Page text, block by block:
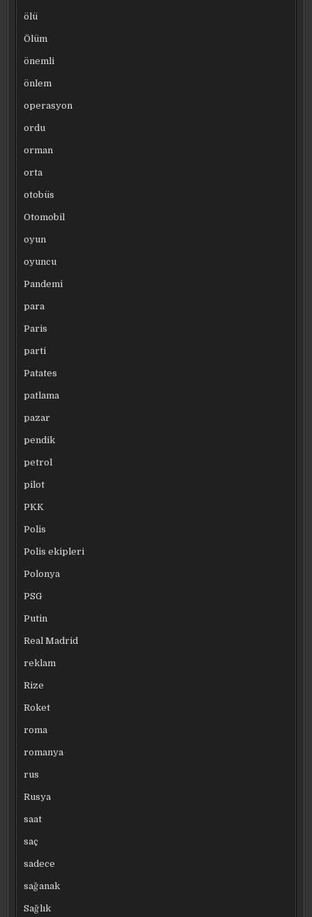
ölü
Ölüm
önemli
önlem
operasyon
ordu
orman
orta
otobüs
Otomobil
oyun
oyuncu
Pandemi
para
Paris
parti
Patates
patlama
pazar
pendik
petrol
pilot
PKK
Polis
Polis ekipleri
Polonya
PSG
Putin
Real Madrid
reklam
Rize
Roket
roma
romanya
rus
Rusya
saat
saç
sadece
sağanak
Sağlık